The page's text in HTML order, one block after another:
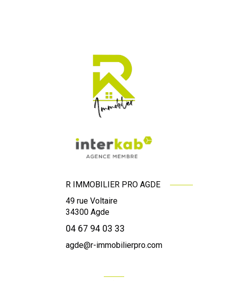
R IMMOBILIER PRO AGDE
49 rue Voltaire
34300 Agde
04 67 94 03 33
agde@r-immobilierpro.com